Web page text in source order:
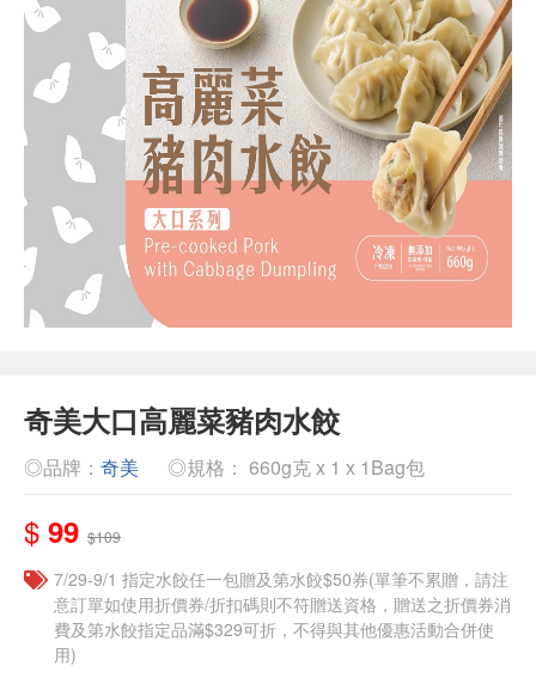
奇美大口高麗菜豬肉水餃
◎品牌： 奇美 ◎規格： 660g克 x 1 x 1Bag包
$ 99 $109
7/29-9/1 指定水餃任一包贈及第水餃$50券(單筆不累贈，請注
意訂單如使用折價券/折扣碼則不符贈送資格，贈送之折價券消
費及第水餃指定品滿$329可折，不得與其他優惠活動合併使
用)